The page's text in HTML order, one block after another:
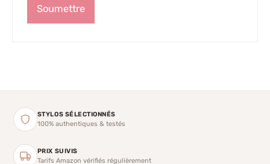
STYLOS SÉLECTIONNÉS
100% authentiques & testés
PRIX SUIVIS
Tarifs Amazon vérifiés régulièrement